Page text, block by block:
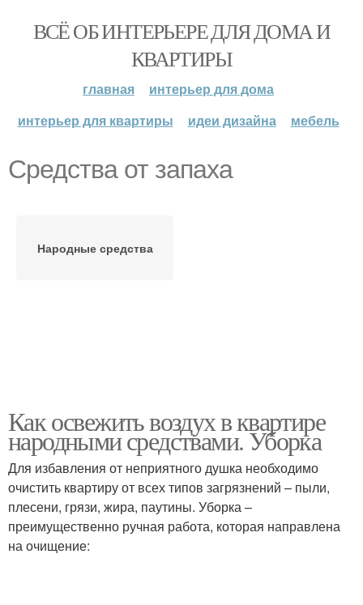
ВСЁ ОБ ИНТЕРЬЕРЕ ДЛЯ ДОМА И
КВАРТИРЫ
главная
интерьер для дома
интерьер для квартиры
идеи дизайна мебель
Средства от запаха
Народные средства
Как освежить воздух в квартире
народными средствами. Уборка
Для избавления от неприятного душка необходимо
очистить квартиру от всех типов загрязнений – пыли,
плесени, грязи, жира, паутины. Уборка –
преимущественно ручная работа, которая направлена
на очищение: